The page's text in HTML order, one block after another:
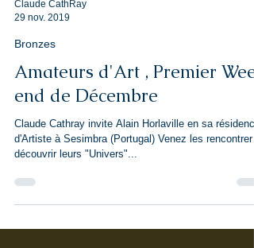
29 nov. 2019
Bronzes
Amateurs d'Art , Premier Week
end de Décembre
Claude Cathray invite Alain Horlaville en sa résidence
découvrir leurs "Univers"...